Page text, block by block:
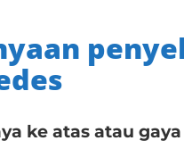
ke atas atau